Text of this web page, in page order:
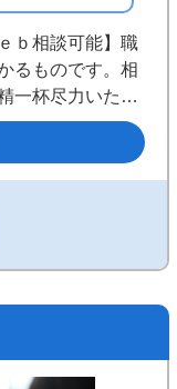
ｂ相談可能】職
るものです。相
一杯尽力いたし
。（従業員の方
もお受けしてお